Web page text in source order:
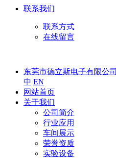
联系我们
联系方式
在线留言
东莞市德立斯电子有限公司
中 EN
网站首页
关于我们
公司简介
行业应用
车间展示
荣誉资质
实验设备